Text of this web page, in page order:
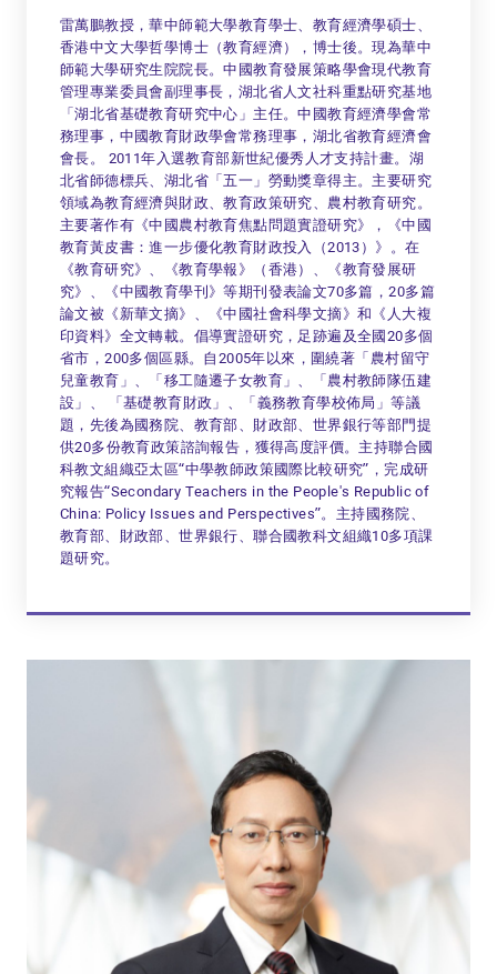
雷萬鵬教授，華中師範大學教育學士、教育經濟學碩士、
香港中文大學哲學博士（教育經濟），博士後。現為華中
師範大學研究生院院長。中國教育發展策略學會現代教育
管理專業委員會副理事長，湖北省人文社科重點研究基地
「湖北省基礎教育研究中心」主任。中國教育經濟學會常
務理事，中國教育財政學會常務理事，湖北省教育經濟會
會長。 2011年入選教育部新世紀優秀人才支持計畫。湖
北省師德標兵、湖北省「五一」勞動獎章得主。主要研究
領域為教育經濟與財政、教育政策研究、農村教育研究。
主要著作有《中國農村教育焦點問題實證研究》，《中國
教育黃皮書：進一步優化教育財政投入（2013）》。在
《教育研究》、《教育學報》（香港）、《教育發展研
究》、《中國教育學刊》等期刊發表論文70多篇，20多篇
論文被《新華文摘》、《中國社會科學文摘》和《人大複
印資料》全文轉載。倡導實證研究，足跡遍及全國20多個
省市，200多個區縣。自2005年以來，圍繞著「農村留守
兒童教育」、「移工隨遷子女教育」、「農村教師隊伍建
設」、 「基礎教育財政」、「義務教育學校佈局」等議
題，先後為國務院、教育部、財政部、世界銀行等部門提
供20多份教育政策諮詢報告，獲得高度評價。主持聯合國
科教文組織亞太區“中學教師政策國際比較研究”，完成研
究報告“Secondary Teachers in the People's Republic of
China: Policy Issues and Perspectives”。主持國務院、
教育部、財政部、世界銀行、聯合國教科文組織10多項課
題研究。